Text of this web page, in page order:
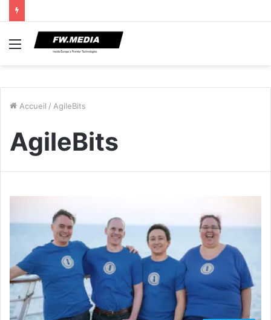
Menu
Accueil / AgileBits
AgileBits